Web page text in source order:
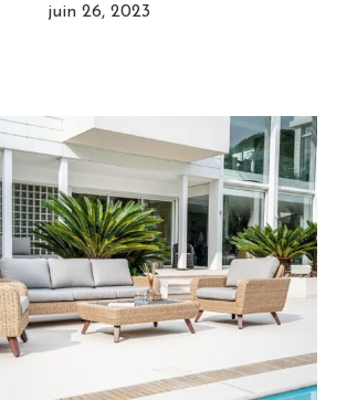
juin 26, 2023